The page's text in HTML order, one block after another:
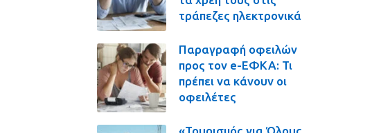
τράπεζες ηλεκτρονικά
Παραγραφή οφειλών
προς τον e-ΕΦΚΑ: Τι
πρέπει να κάνουν οι
οφειλέτες